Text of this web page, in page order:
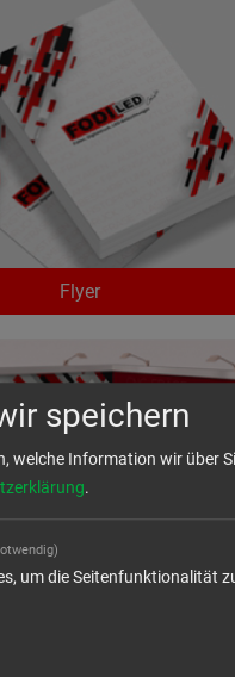
Flyer
speichern
welche Information wir über
.
um die Seitenfunktionalität